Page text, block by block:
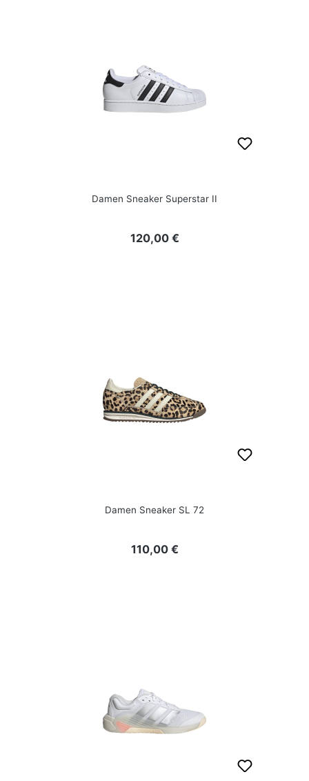
Damen Sneaker Superstar II
Regulärer Preis:
120,00 €
Damen Sneaker SL 72
Regulärer Preis:
110,00 €